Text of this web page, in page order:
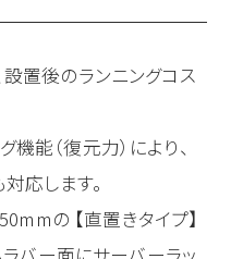
設置後のランニングコス
能（復元力）により、
応します。
の 【直置きタイプ】